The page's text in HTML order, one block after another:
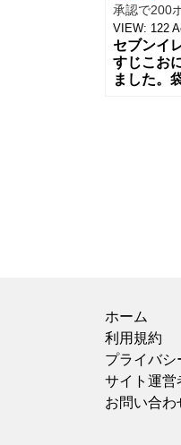
承認で200
VIEW: 122
セブンイ
すじこお
ました。
ホーム
利用規約
プライバシ
サイト運営
お問い合わ